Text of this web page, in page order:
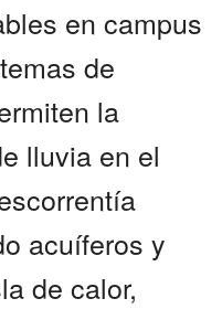
en campus
de
la
lluvia en el
acuíferos y
de calor,